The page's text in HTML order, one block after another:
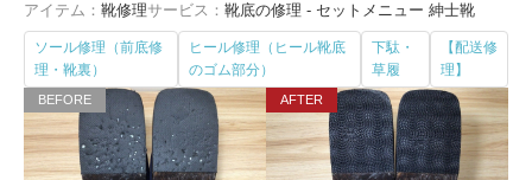
修理サービス・料金
スーツケース修理
スニーカー修理 靴磨き
カバンの修理 時計修理・電池交換
アイテム： 靴修理サービス： 靴底の修理 - セットメニュー 紳士靴
ソール修理（前底修
理・靴裏）
ヒール修理（ヒール靴底
のゴム部分）
下駄・
草履
【配送修
理】